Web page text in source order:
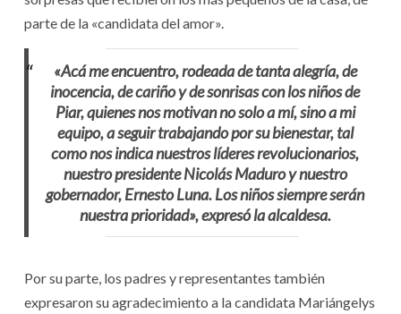
parte de la «candidata del amor».
«Acá me encuentro, rodeada de tanta alegría, de
inocencia, de cariño y de sonrisas con los niños de
Piar, quienes nos motivan no solo a mí, sino a mi
equipo, a seguir trabajando por su bienestar, tal
como nos indica nuestros líderes revolucionarios,
nuestro presidente Nicolás Maduro y nuestro
gobernador, Ernesto Luna. Los niños siempre serán
nuestra prioridad», expresó la alcaldesa.
Por su parte, los padres y representantes también
expresaron su agradecimiento a la candidata Mariángelys